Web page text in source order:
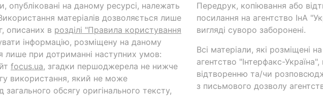
опубліковані на даному ресурсі, належать
матеріалів дозволяється лише
описаних в розділі "Правила користування
інформацію, розміщену на даному
лише при дотриманні наступних умов:
focus.ua, згадки першоджерела не нижче
використання, який не може
обсягу оригінального тексту,
Передрук, копіювання або
посилання на агентство ІнА
вигляді суворо заборонені.
Всі матеріали, які розміщені
агентство "Інтерфакс-
відтворенню та/чи
з письмового дозволу